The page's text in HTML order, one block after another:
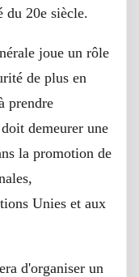
du 20e siècle.
joue un rôle
de plus en
prendre
demeurer une
la promotion de
Unies et aux
d'organiser un